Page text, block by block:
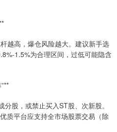
越高，爆仓风险越大。建议新手选
1.5%为合理区间，过低可能隐含
股，或禁止买入ST股、次新股。
质平台应支持全市场股票交易（除